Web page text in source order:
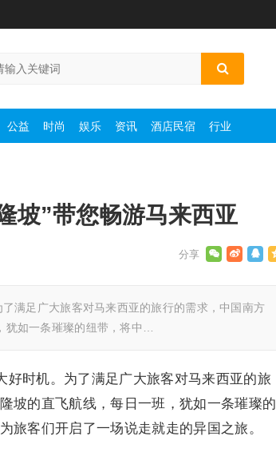
公益 时尚 娱乐 资讯 酒店民宿 行业
坡”带您畅游马来西亚
满足广大旅客对马来西亚的旅行的需求，中国南方
如一条璀璨的纽带，将中…
好时机。为了满足广大旅客对马来西亚的旅
坡的直飞航线，每日一班，犹如一条璀璨的
旅客们开启了一场说走就走的异国之旅。